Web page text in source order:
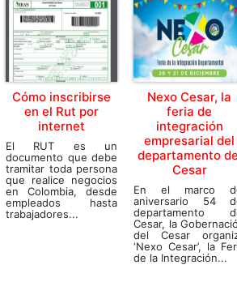
Cómo inscribirse
en el Rut por
internet
El RUT es un
documento que debe
tramitar toda persona
que realice negocios
en Colombia, desde
empleados hasta
trabajadores...
Nexo Cesar, la
feria de
integración
empresarial del
departamento
Cesar
En el marco
aniversario 54
departamento
Cesar, la
del Cesar
‘Nexo Cesar’, la
de la Integración...